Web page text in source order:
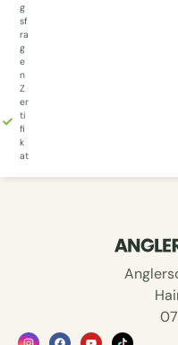
g
sf
ra
g
e
n
Z
er
ti
fi
k
at